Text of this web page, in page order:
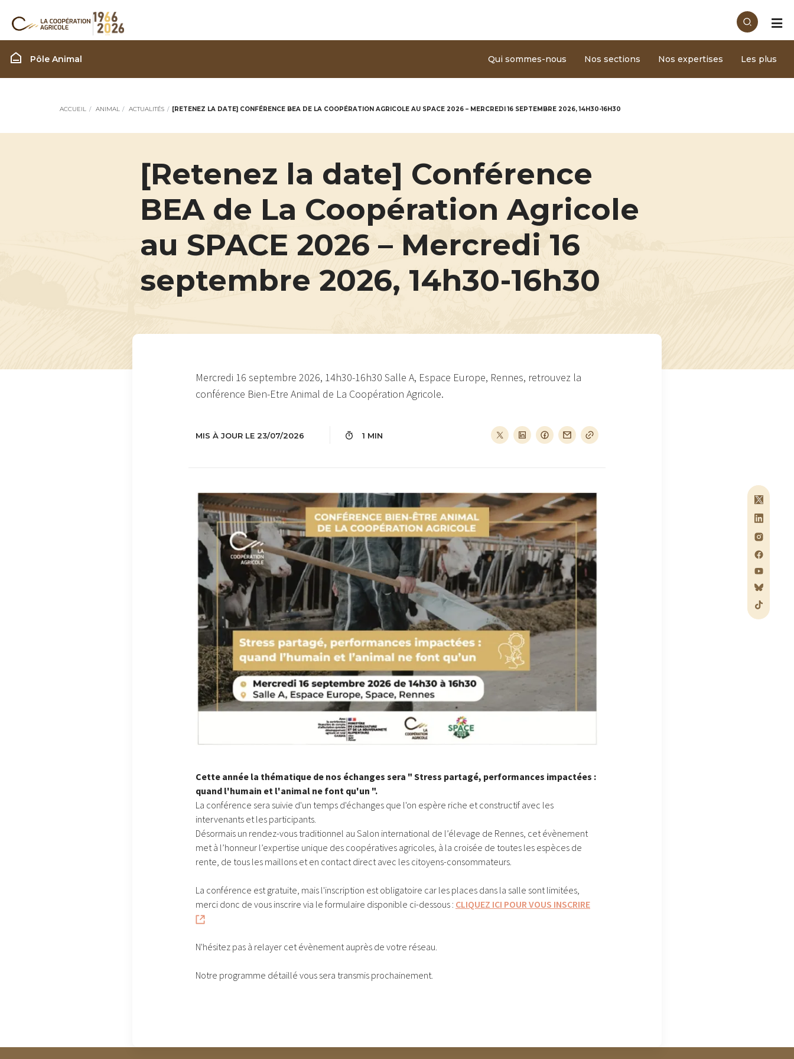
Filière Animal
Pôle Animal Qui sommes-nous Nos sections Nos expertises Les plus
ACCUEIL ANIMAL ACTUALITÉS [RETENEZ LA DATE] CONFÉRENCE BEA DE LA COOPÉRATION AGRICOLE AU SPACE 2026 – MERCREDI 16 SEPTEMBRE 2026, 14H30-16H30
[Retenez la date] Conférence
BEA de La Coopération Agricole
au SPACE 2026 – Mercredi 16
septembre 2026, 14h30-16h30
Mercredi 16 septembre 2026, 14h30-16h30 Salle A, Espace Europe, Rennes, retrouvez la
conférence Bien-Etre Animal de La Coopération Agricole.
MIS À JOUR LE 23/07/2026 1 MIN
Cette année la thématique de nos échanges sera " Stress partagé, performances impactées :
quand l'humain et l'animal ne font qu'un ".
La conférence sera suivie d'un temps d'échanges que l'on espère riche et constructif avec les
intervenants et les participants.
Désormais un rendez-vous traditionnel au Salon international de l’élevage de Rennes, cet évènement
met à l’honneur l’expertise unique des coopératives agricoles, à la croisée de toutes les espèces de
rente, de tous les maillons et en contact direct avec les citoyens-consommateurs.
La conférence est gratuite, mais l'inscription est obligatoire car les places dans la salle sont limitées,
merci donc de vous inscrire via le formulaire disponible ci-dessous : CLIQUEZ ICI POUR VOUS INSCRIRE
N'hésitez pas à relayer cet évènement auprès de votre réseau.
Notre programme détaillé vous sera transmis prochainement.